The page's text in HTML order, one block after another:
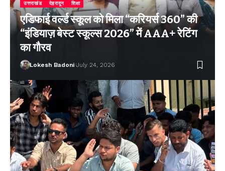
उत्तराखंड देहरादून शिक्षा
एडिफाई वर्ल्ड स्कूल को मिला “करियर्स 360” की
“इंडियाज़ बेस्ट स्कूल्स 2026” में AAA+ रेटिंग
का गौरव
Lokesh Badoni July 24, 2026